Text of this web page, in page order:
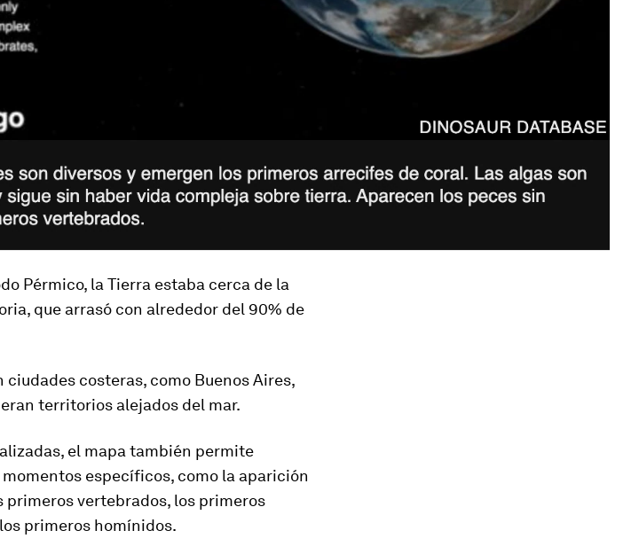
Pérmico, la Tierra estaba cerca de la
, que arrasó con alrededor del 90% de
ciudades costeras, como Buenos Aires,
territorios alejados del mar.
el mapa también permite
específicos, como la aparición
primeros vertebrados, los primeros
primeros homínidos.